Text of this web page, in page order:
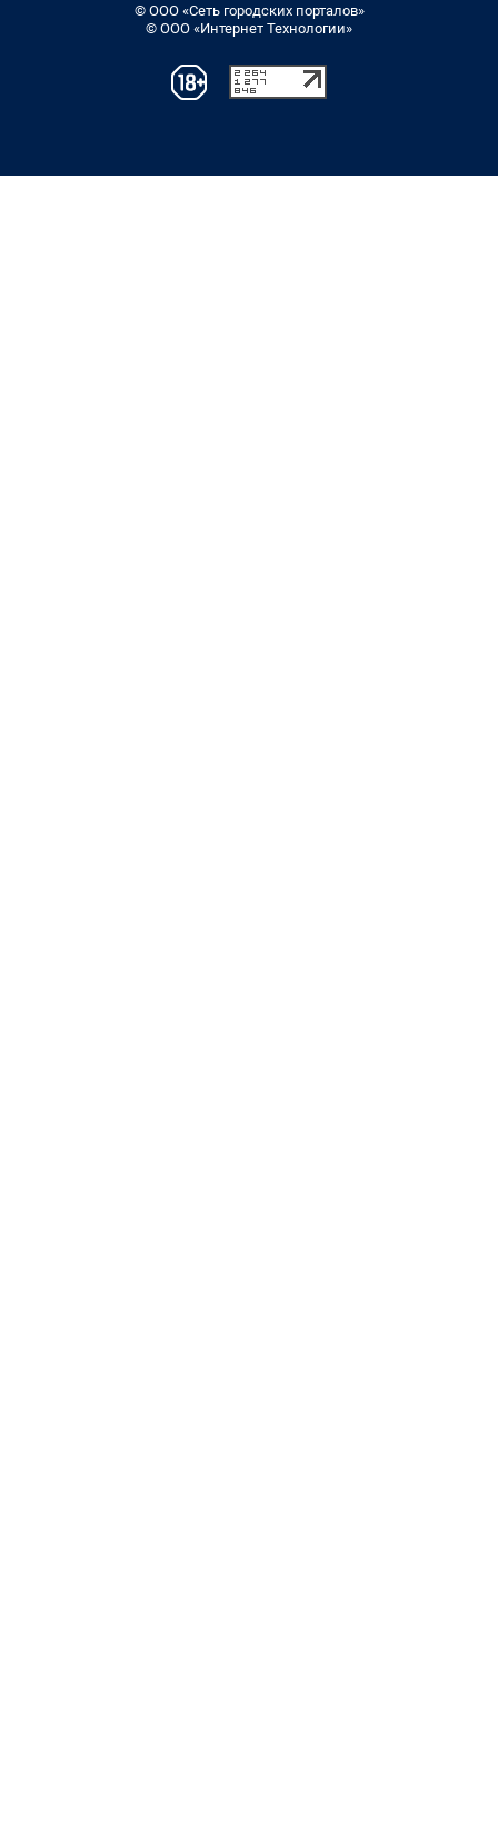
© ООО «Сеть городских порталов»
© ООО «Интернет Технологии»